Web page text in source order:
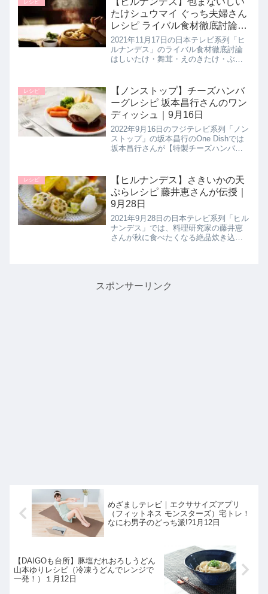
無いけれど、不思議と分かる...
レシピ
たけシュウマイ ぐっち夫婦さん
レシピ ライバル食材徹底討論｜
11月17日
2021年11月17日の日本テレビ系列「ヒ
ルナンデス」のライバル食材徹底討論
はしいたけ・舞茸・えのきたけ・ぶな
しいたけシュウマイ】の作り方を教え
てくれたので詳しく紹介しま...
レシピ
【ノンストップ】チーズハンバ
ーグレシピ 坂本昌行さんのワン
ディッシュ｜9月16日
2022年9月16日のフジテレビ系列「ノン
ストップ」の坂本昌行のOne Dishでは
坂本昌行さんが【特製チーズハンバー
ンハンバーグ。ハンバーグの中には、
チーズと生ハムが入っ...
レシピ
【ヒルナンデス】さきいかの天
ぷらレシピ 藤井恵さんが伝授｜
9月28日
2021年9月28日の日本テレビ系列「ヒル
ナンデス」では、料理研究家の藤井恵
さんが秋に食べたくなる絶品炊き込み
スポンサーリンク
めざましテレビ｜エクササイズアプリ
（フィットネス モンスターズ）宅トレ！
なにわ男子のどっち派!?1月12日
【DAIGOも台所】豚塩だれおろしうどん
山本ゆりレシピ（冷凍うどんでレンジで
一発！）１月12日